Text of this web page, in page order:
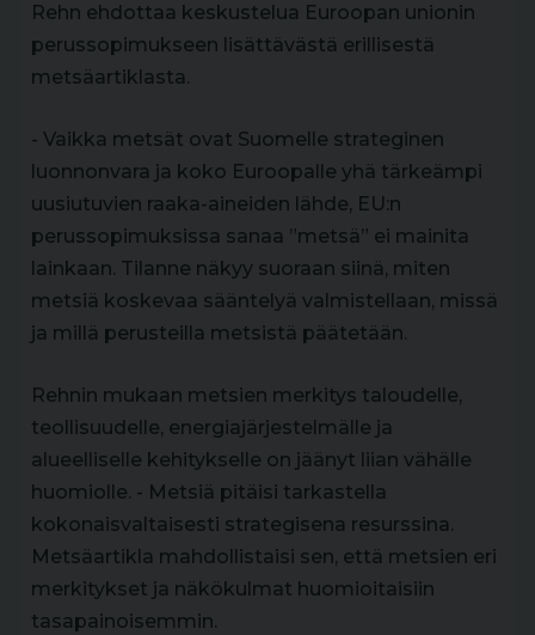
Rehn ehdottaa keskustelua Euroopan unionin
perussopimukseen lisättävästä erillisestä
metsäartiklasta.
- Vaikka metsät ovat Suomelle strateginen
luonnonvara ja koko Euroopalle yhä tärkeämpi
uusiutuvien raaka-aineiden lähde, EU:n
perussopimuksissa sanaa ”metsä” ei mainita
lainkaan. Tilanne näkyy suoraan siinä, miten
metsiä koskevaa sääntelyä valmistellaan, missä
ja millä perusteilla metsistä päätetään.
Rehnin mukaan metsien merkitys taloudelle,
teollisuudelle, energiajärjestelmälle ja
alueelliselle kehitykselle on jäänyt liian vähälle
huomiolle. - Metsiä pitäisi tarkastella
kokonaisvaltaisesti strategisena resurssina.
Metsäartikla mahdollistaisi sen, että metsien eri
merkitykset ja näkökulmat huomioitaisiin
tasapainoisemmin.